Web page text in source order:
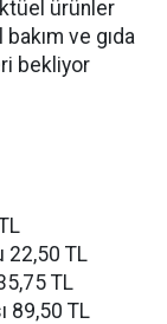
ürünler
ve gıda
bekliyor
22,50 TL
TL
89,50 TL